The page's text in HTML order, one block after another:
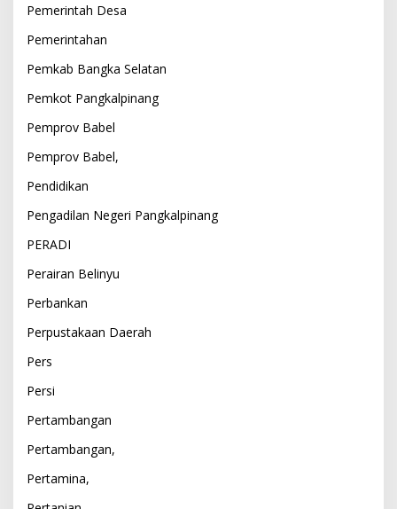
Pemerintah Desa
Pemerintahan
Pemkab Bangka Selatan
Pemkot Pangkalpinang
Pemprov Babel
Pemprov Babel,
Pendidikan
Pengadilan Negeri Pangkalpinang
PERADI
Perairan Belinyu
Perbankan
Perpustakaan Daerah
Pers
Persi
Pertambangan
Pertambangan,
Pertamina,